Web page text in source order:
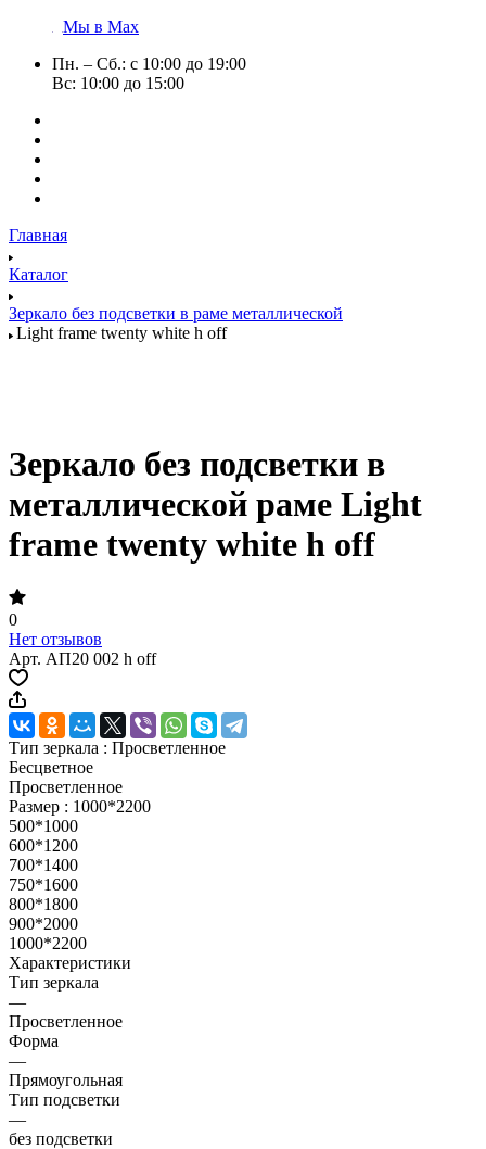
Мы в Max
Пн. – Сб.: с 10:00 до 19:00
Вс: 10:00 до 15:00
Главная
Каталог
Зеркало без подсветки в раме металлической
Light frame twenty white h off
Зеркало без подсветки в
металлической раме Light
frame twenty white h off
0
Нет отзывов
Арт. АП20 002 h off
Тип зеркала : Просветленное
Бесцветное
Просветленное
Размер : 1000*2200
500*1000
600*1200
700*1400
750*1600
800*1800
900*2000
1000*2200
Характеристики
Тип зеркала
—
Просветленное
Форма
—
Прямоугольная
Тип подсветки
—
без подсветки